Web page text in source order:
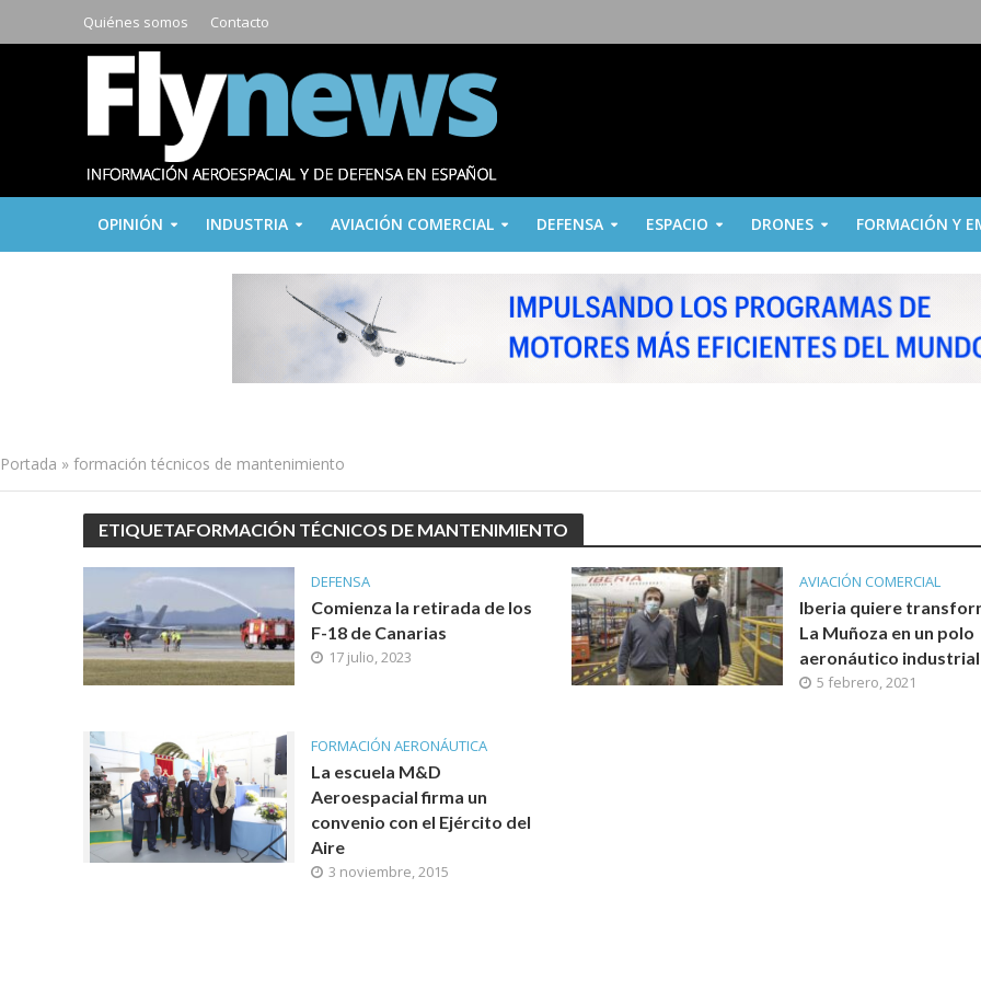
Quiénes somos Contacto
OPINIÓN INDUSTRIA AVIACIÓN COMERCIAL DEFENSA ESPACIO DRONES FORMACIÓN Y
Portada » formación técnicos de mantenimiento
ETIQUETAFORMACIÓN TÉCNICOS DE MANTENIMIENTO
DEFENSA
Comienza la retirada de los
F-18 de Canarias
17 julio, 2023
AVIACIÓN COMERCIAL
Iberia quiere
La Muñoza en un polo
aeronáutico industrial
5 febrero, 2021
FORMACIÓN AERONÁUTICA
La escuela M&D
Aeroespacial firma un
convenio con el Ejército del
Aire
3 noviembre, 2015